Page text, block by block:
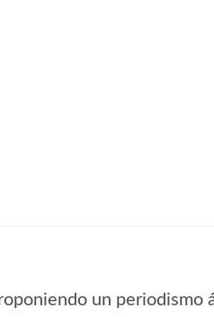
un periodismo